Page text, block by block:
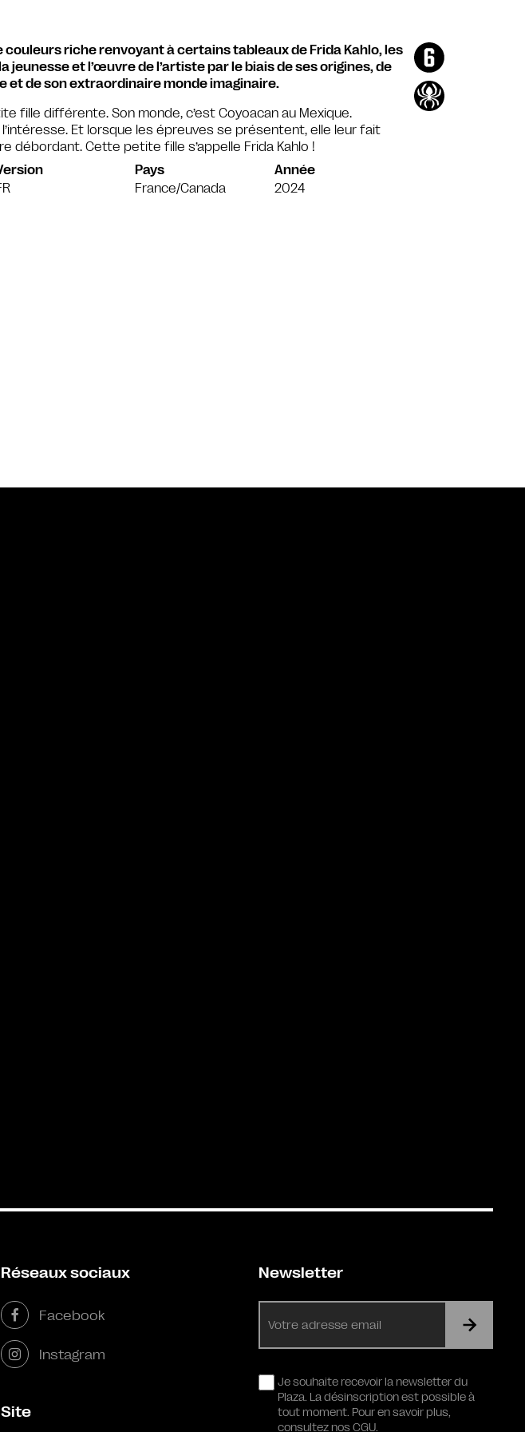
couleurs riche renvoyant à certains tableaux de Frida Kahlo, les
jeunesse et l’œuvre de l’artiste par le biais de ses origines, de
et de son extraordinaire monde imaginaire.
fille différente. Son monde, c’est Coyoacan au Mexique.
Et lorsque les épreuves se présentent, elle leur fait
débordant. Cette petite fille s’appelle Frida Kahlo !
Pays
France/Canada
Année
2024
Réseaux sociaux
Facebook
Instagram
Site
Newsletter
mail
RGPDJe souhaite recevoir la newsletter du
Plaza. La désinscription est possible à
tout moment. Pour en savoir plus,
consultez nos CGU.